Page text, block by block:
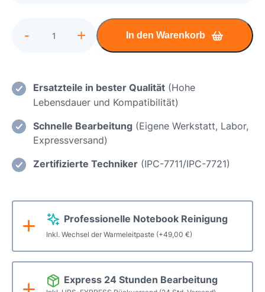
Professionelle Notebook Reinigung
Inkl. Wechsel der Warmeleitpaste (+49,00 €)
Express 24 Stunden Bearbeitung
Gigabyte
Wasserschaden
Reparatur
Mainboard
Reinigung
Menge
- + In den Warenkorb
Ersatzteile in bester Qualität (Hohe
Lebensdauer und Kompatibilität)
Schnelle Bearbeitung (Eigene Werkstatt, Labor,
Expressversand)
Zertifizierte Techniker (IPC-7711/IPC-7721)